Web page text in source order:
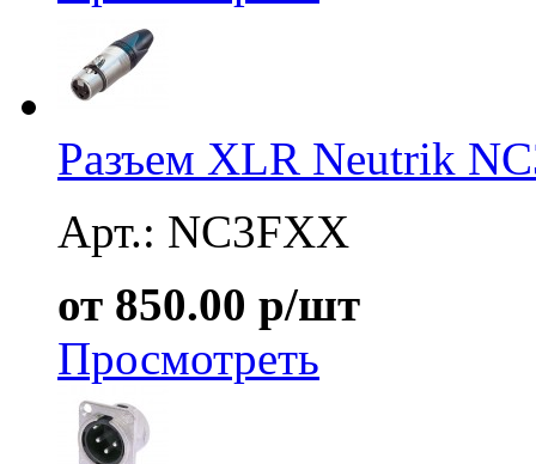
Разъем XLR Neutrik
Арт.: NC3FXX
от 850.00 р/шт
Просмотреть